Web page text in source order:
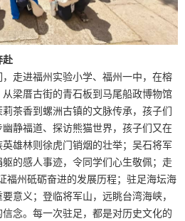
赴
走进福州实验小学、福州一中，在榕
梁厝古街的青石板到马尾船政博物馆
茶香到螺洲古镇的文脉传承，孩子们
静福道、探访熊猫世界，孩子们又在
雄林则徐虎门销烟的壮举；吴石将军
的感人事迹，令同学们心生敬佩；走
福州砥砺奋进的发展历程；驻足海坛海
意义；登临将军山，远眺台湾海峡，
念。每一次驻足，都是对历史文化的